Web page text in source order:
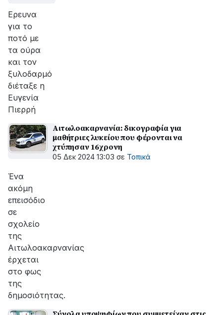
Ερευνα
για το
ποτό με
τα ούρα
και τον
ξυλοδαρμό
διέταξε η
Ευγενία
Πιερρή
Αιτωλοακαρνανία: δικογραφία για
μαθήτριες λυκείου που φέρονται να
χτύπησαν 16χρονη
05 Δεκ 2024 13:03 σε Τοπικά
Ένα
ακόμη
επεισόδιο
σε
σχολείο
της
Αιτωλοακαρνανίας
έρχεται
στο φως
της
δημοσιότητας.